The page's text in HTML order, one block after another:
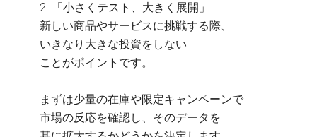
2. 「小さくテスト、大きく展開」
新しい商品やサービスに挑戦する際、
いきなり大きな投資をしない
ことがポイントです。
まずは少量の在庫や限定キャンペーンで
市場の反応を確認し、そのデータを